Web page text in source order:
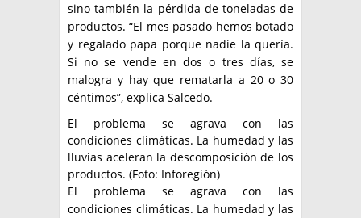
sino también la pérdida de toneladas de
productos. “El mes pasado hemos botado
y regalado papa porque nadie la quería.
Si no se vende en dos o tres días, se
malogra y hay que rematarla a 20 o 30
céntimos”, explica Salcedo.
El problema se agrava con las
condiciones climáticas. La humedad y las
lluvias aceleran la descomposición de los
productos. (Foto: Inforegión)
El problema se agrava con las
condiciones climáticas. La humedad y las